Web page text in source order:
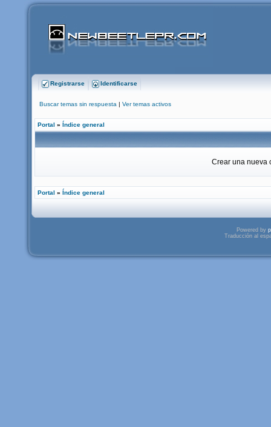
Registrarse Identificarse
Buscar temas sin respuesta | Ver temas activos
Portal » Índice general
Crear una nueva
Portal » Índice general
Powered by
Traducción al